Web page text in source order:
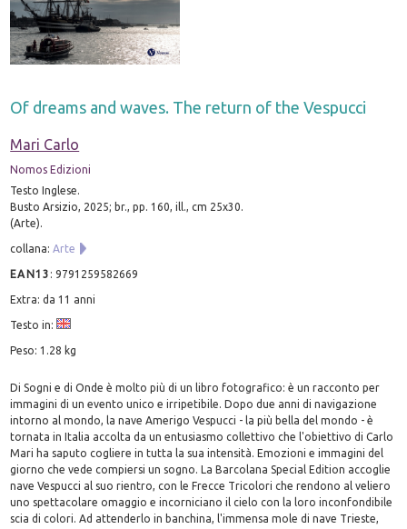
Of dreams and waves. The return of the Vespucci
Mari Carlo
Nomos Edizioni
Testo Inglese.
Busto Arsizio, 2025; br., pp. 160, ill., cm 25x30.
(Arte).
collana:Arte
EAN13 :9791259582669
Extra: da 11 anni
Testo in:
Peso: 1.28 kg
Di Sogni e di Onde è molto più di un libro fotografico: è un racconto per
immagini di un evento unico e irripetibile. Dopo due anni di navigazione
intorno al mondo, la nave Amerigo Vespucci - la più bella del mondo - è
tornata in Italia accolta da un entusiasmo collettivo che l'obiettivo di Carlo
Mari ha saputo cogliere in tutta la sua intensità. Emozioni e immagini del
giorno che vede compiersi un sogno. La Barcolana Special Edition accoglie
nave Vespucci al suo rientro, con le Frecce Tricolori che rendono al veliero
uno spettacolare omaggio e incorniciano il cielo con la loro inconfondibile
scia di colori. Ad attenderlo in banchina, l'immensa mole di nave Trieste,